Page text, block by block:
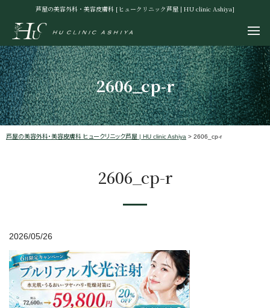
芦屋の美容外科・美容皮膚科 [ヒュークリニック芦屋 | HU clinic Ashiya]
2606_cp-r
芦屋の美容外科・美容皮膚科 ヒュークリニック芦屋 | HU clinic Ashiya > 2606_cp-r
2606_cp-r
2026/05/26